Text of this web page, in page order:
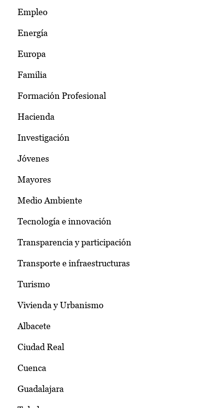
Empleo
Energía
Europa
Familia
Formación Profesional
Hacienda
Investigación
Jóvenes
Mayores
Medio Ambiente
Tecnología e innovación
Transparencia y participación
Transporte e infraestructuras
Turismo
Vivienda y Urbanismo
Albacete
Ciudad Real
Cuenca
Guadalajara